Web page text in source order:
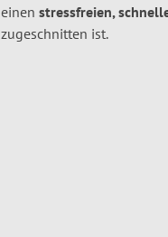
einen stressfreien,
zugeschnitten ist.